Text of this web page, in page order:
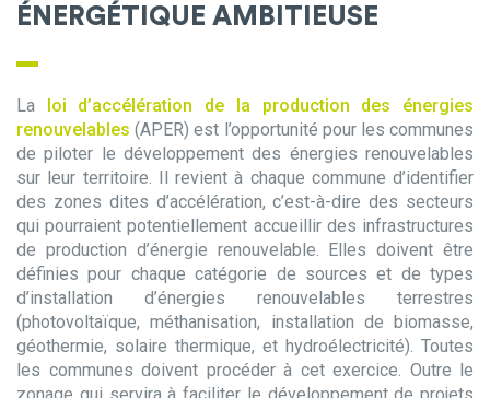
ÉNERGÉTIQUE AMBITIEUSE
La loi d’accélération de la production des énergies
renouvelables (APER) est l’opportunité pour les communes
de piloter le développement des énergies renouvelables
sur leur territoire. Il revient à chaque commune d’identifier
des zones dites d’accélération, c’est-à-dire des secteurs
qui pourraient potentiellement accueillir des infrastructures
de production d’énergie renouvelable. Elles doivent être
définies pour chaque catégorie de sources et de types
d’installation d’énergies renouvelables terrestres
(photovoltaïque, méthanisation, installation de biomasse,
géothermie, solaire thermique, et hydroélectricité). Toutes
les communes doivent procéder à cet exercice. Outre le